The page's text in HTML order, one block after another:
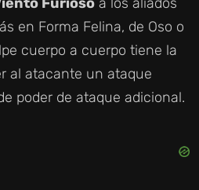
en Forma Felina, de Oso o
cuerpo a cuerpo tiene la
al atacante un ataque
poder de ataque adicional.